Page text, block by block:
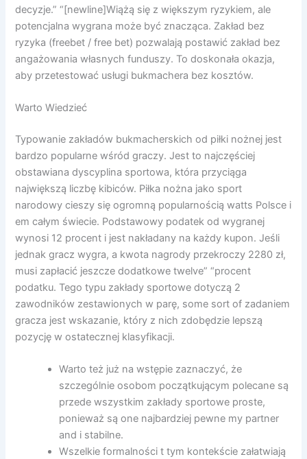
decyzje.” “[newline]Wiążą się z większym ryzykiem, ale
potencjalna wygrana może być znacząca. Zakład bez
ryzyka (freebet / free bet) pozwalają postawić zakład bez
angażowania własnych funduszy. To doskonała okazja,
aby przetestować usługi bukmachera bez kosztów.
Warto Wiedzieć
Typowanie zakładów bukmacherskich od piłki nożnej jest
bardzo popularne wśród graczy. Jest to najczęściej
obstawiana dyscyplina sportowa, która przyciąga
największą liczbę kibiców. Piłka nożna jako sport
narodowy cieszy się ogromną popularnością watts Polsce i
em całym świecie. Podstawowy podatek od wygranej
wynosi 12 procent i jest nakładany na każdy kupon. Jeśli
jednak gracz wygra, a kwota nagrody przekroczy 2280 zł,
musi zapłacić jeszcze dodatkowe twelve” “procent
podatku. Tego typu zakłady sportowe dotyczą 2
zawodników zestawionych w parę, some sort of zadaniem
gracza jest wskazanie, który z nich zdobędzie lepszą
pozycję w ostatecznej klasyfikacji.
Warto też już na wstępie zaznaczyć, że
szczególnie osobom początkującym polecane są
przede wszystkim zakłady sportowe proste,
ponieważ są one najbardziej pewne my partner
and i stabilne.
Wszelkie formalności t tym kontekście załatwiają